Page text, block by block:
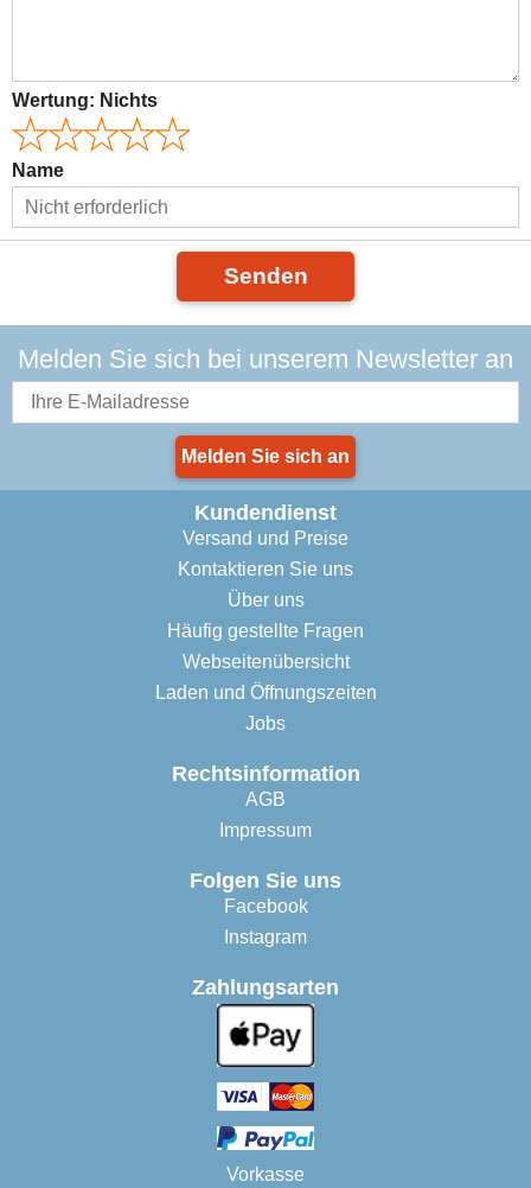
Wertung: Nichts
Name
Senden
Melden Sie sich bei unserem Newsletter an
Melden Sie sich an
Kundendienst
Versand und Preise
Kontaktieren Sie uns
Über uns
Häufig gestellte Fragen
Webseitenübersicht
Laden und Öffnungszeiten
Jobs
Rechtsinformation
AGB
Impressum
Folgen Sie uns
Facebook
Instagram
Zahlungsarten
Vorkasse